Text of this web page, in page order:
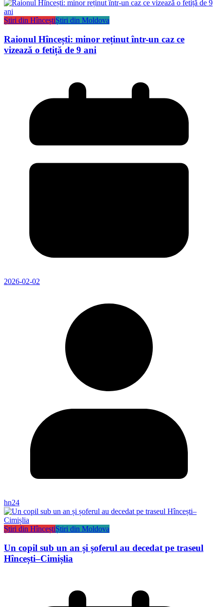
Știri din HînceștiȘtiri din Moldova
Raionul Hîncești: minor reținut într-un caz ce
vizează o fetiță de 9 ani
2026-02-02
hn24
Știri din HînceștiȘtiri din Moldova
Un copil sub un an și șoferul au decedat pe traseul
Hîncești–Cimișlia